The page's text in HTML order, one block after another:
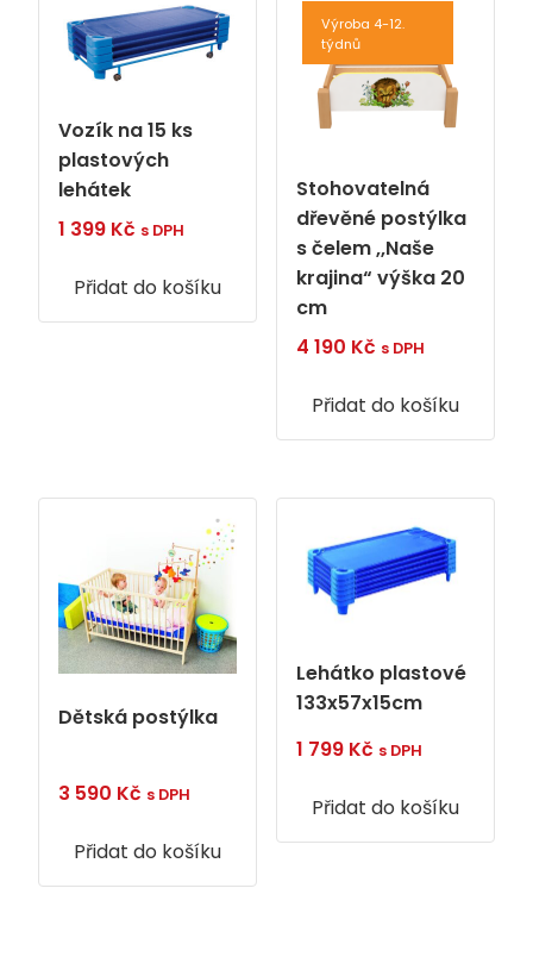
Vozík na 15 ks
plastových
lehátek
1 399 Kč s DPH
Přidat do košíku
Výroba 4-12.
týdnů
Stohovatelná
dřevěné postýlka
s čelem ,,Naše
krajina“ výška 20
cm
4 190 Kč s DPH
Přidat do košíku
Dětská postýlka
3 590 Kč s DPH
Přidat do košíku
Lehátko plastové
133x57x15cm
1 799 Kč s DPH
Přidat do košíku